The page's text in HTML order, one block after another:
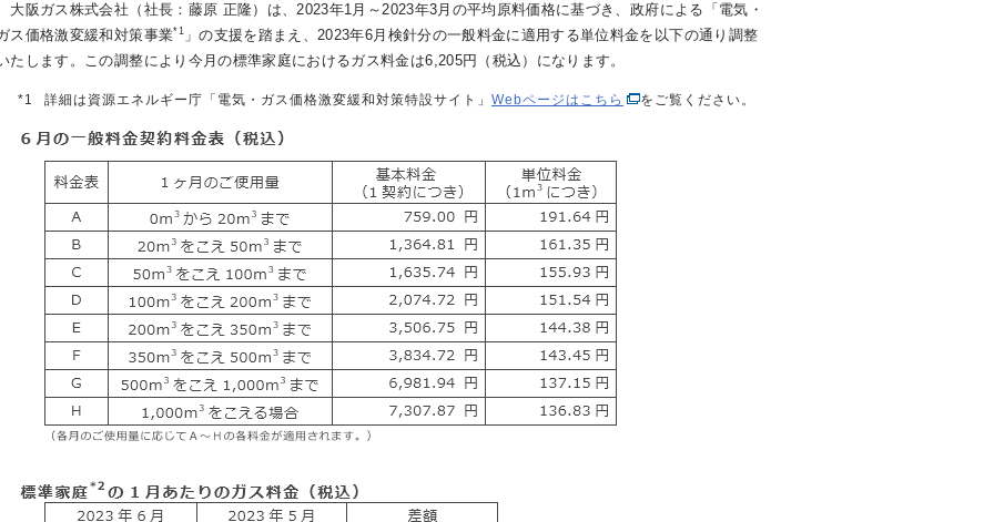
大阪ガス株式会社（社長：藤原 正隆）は、2023年1月～2023年3月の平均原料価格に基づき、政府による「電気・
ス価格激変緩和対策事業*1」の支援を踏まえ、2023年6月検針分の一般料金に適用する単位料金を以下の通り調整
たします。この調整により今月の標準家庭におけるガス料金は6,205円（税込）になります。
*1 詳細は資源エネルギー庁「電気・ガス価格激変緩和対策特設サイト」 Webページはこちら をご覧ください。